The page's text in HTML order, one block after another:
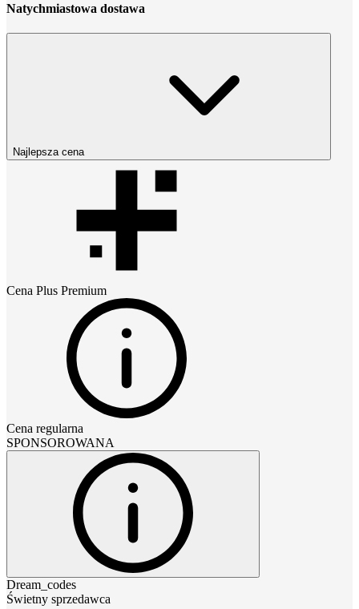
Natychmiastowa dostawa
Najlepsza cena
Cena Plus Premium
Cena regularna
SPONSOROWANA
Dream_codes
Świetny sprzedawca